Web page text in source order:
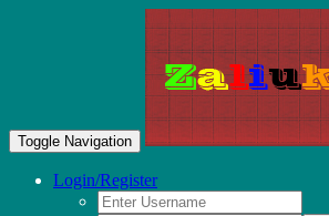
Toggle Navigation
Login/Register